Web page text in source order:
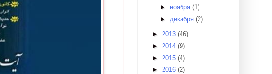
► ноября (1)
► декабря (2)
► 2013 (46)
► 2014 (9)
► 2015 (4)
► 2016 (2)